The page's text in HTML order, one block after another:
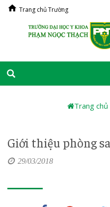
Trang chủ Trường
Trang chủ
Giới thiệu phòng
29/03/2018